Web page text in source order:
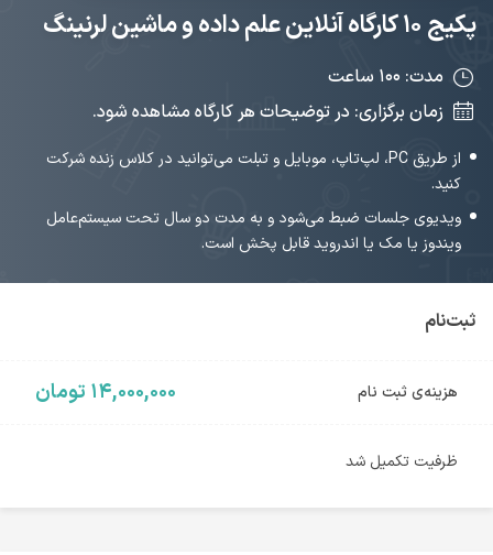
پکیج ۱۰ کارگاه آنلاین علم داده و ماشین لرنینگ
مدت: ۱۰۰ ساعت
زمان برگزاری: در توضیحات هر کارگاه مشاهده شود.
از طریق PC، لپ‌تاپ، موبایل و تبلت می‌توانید در کلاس زنده شرکت
کنید.
ویدیوی جلسات ضبط می‌شود و به مدت دو سال تحت سیستم‌عامل
ویندوز یا مک یا اندروید قابل پخش است.
ثبت‌نام
هزینه‌ی ثبت نام ۱۴,۰۰۰,۰۰۰ تومان
ظرفیت تکمیل شد